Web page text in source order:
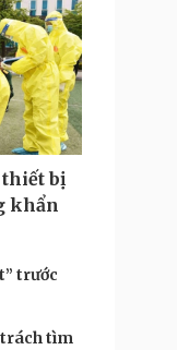
bị
khẩn
trước
trách tìm